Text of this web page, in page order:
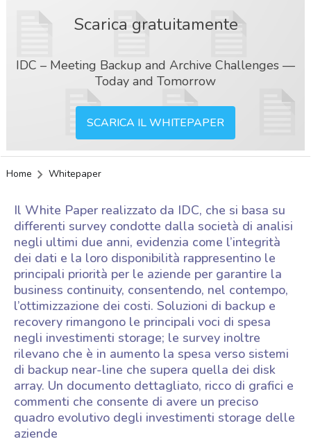
Scarica gratuitamente
IDC – Meeting Backup and Archive Challenges —
Today and Tomorrow
SCARICA IL WHITEPAPER
Home Whitepaper
Il White Paper realizzato da IDC, che si basa su
differenti survey condotte dalla società di analisi
negli ultimi due anni, evidenzia come l’integrità
dei dati e la loro disponibilità rappresentino le
principali priorità per le aziende per garantire la
business continuity, consentendo, nel contempo,
l’ottimizzazione dei costi. Soluzioni di backup e
recovery rimangono le principali voci di spesa
negli investimenti storage; le survey inoltre
rilevano che è in aumento la spesa verso sistemi
di backup near-line che supera quella dei disk
array. Un documento dettagliato, ricco di grafici e
commenti che consente di avere un preciso
quadro evolutivo degli investimenti storage delle
aziende